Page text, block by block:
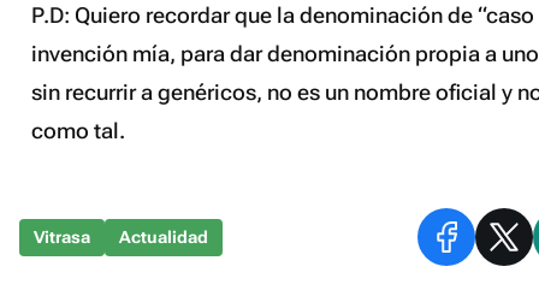
P.D: Quiero recordar que la denominación de “caso
invención mía, para dar denominación propia a
sin recurrir a genéricos, no es un nombre oficial y
como tal.
Vitrasa Actualidad